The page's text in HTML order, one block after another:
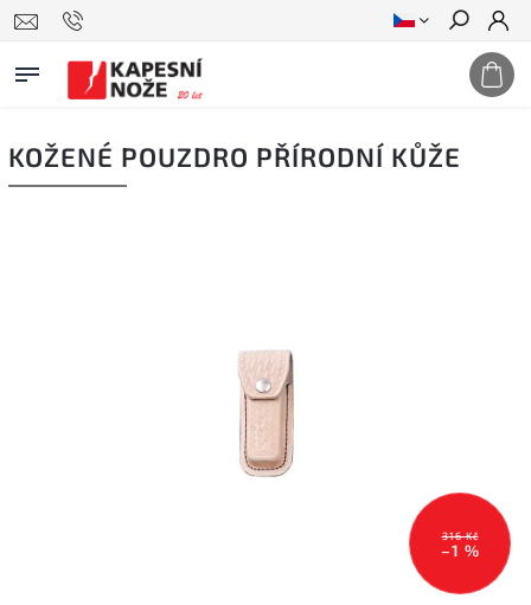
Hledat
KOŽENÉ POUZDRO PŘÍRODNÍ KŮŽE
316 Kč
–1 %